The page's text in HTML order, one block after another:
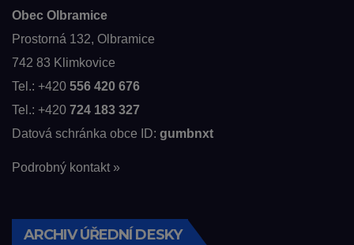
Obec Olbramice
Prostorná 132, Olbramice
742 83 Klimkovice
Tel.: +420 556 420 676
Tel.: +420 724 183 327
Datová schránka obce ID: gumbnxt
Podrobný kontakt »
ARCHIV ÚŘEDNÍ DESKY